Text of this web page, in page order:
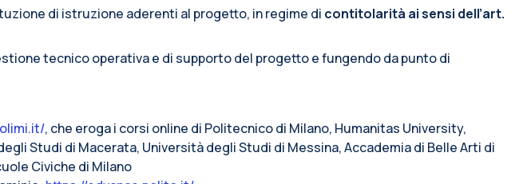
di istruzione aderenti al progetto, in regime di contitolarità ai sensi dell’art.
tecnico operativa e di supporto del progetto e fungendo da punto di
, che eroga i corsi online di Politecnico di Milano, Humanitas University,
Studi di Macerata, Università degli Studi di Messina, Accademia di Belle Arti di
Civiche di Milano